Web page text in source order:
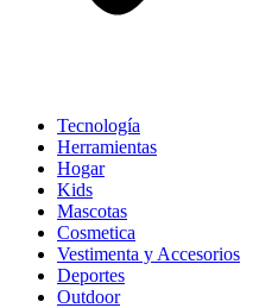
Tecnología
Herramientas
Hogar
Kids
Mascotas
Cosmetica
Vestimenta y Accesorios
Deportes
Outdoor